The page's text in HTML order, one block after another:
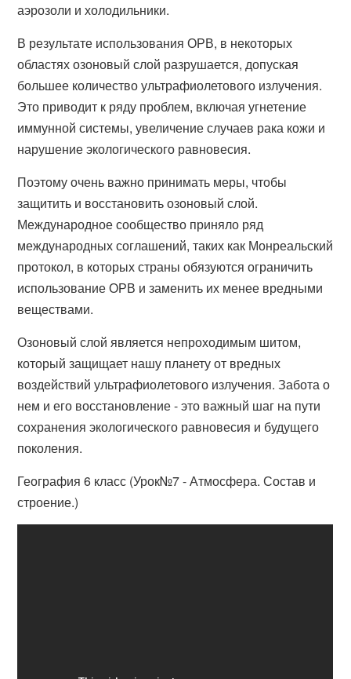
аэрозоли и холодильники.
В результате использования ОРВ, в некоторых
областях озоновый слой разрушается, допуская
большее количество ультрафиолетового излучения.
Это приводит к ряду проблем, включая угнетение
иммунной системы, увеличение случаев рака кожи и
нарушение экологического равновесия.
Поэтому очень важно принимать меры, чтобы
защитить и восстановить озоновый слой.
Международное сообщество приняло ряд
международных соглашений, таких как Монреальский
протокол, в которых страны обязуются ограничить
использование ОРВ и заменить их менее вредными
веществами.
Озоновый слой является непроходимым шитом,
который защищает нашу планету от вредных
воздействий ультрафиолетового излучения. Забота о
нем и его восстановление - это важный шаг на пути
сохранения экологического равновесия и будущего
поколения.
География 6 класс (Урок№7 - Атмосфера. Состав и
строение.)